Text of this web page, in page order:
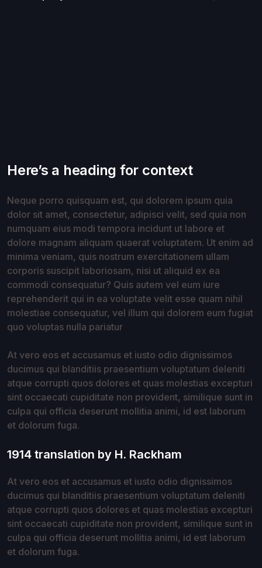
Here’s a heading for context
Neque porro quisquam est, qui dolorem ipsum quia
dolor sit amet, consectetur, adipisci velit, sed quia non
numquam eius modi tempora incidunt ut labore et
dolore magnam aliquam quaerat voluptatem. Ut enim ad
minima veniam, quis nostrum exercitationem ullam
corporis suscipit laboriosam, nisi ut aliquid ex ea
commodi consequatur? Quis autem vel eum iure
reprehenderit qui in ea voluptate velit esse quam nihil
molestiae consequatur, vel illum qui dolorem eum fugiat
quo voluptas nulla pariatur
At vero eos et accusamus et iusto odio dignissimos
ducimus qui blanditiis praesentium voluptatum deleniti
atque corrupti quos dolores et quas molestias excepturi
sint occaecati cupiditate non provident, similique sunt in
culpa qui officia deserunt mollitia animi, id est laborum
et dolorum fuga.
1914 translation by H. Rackham
At vero eos et accusamus et iusto odio dignissimos
ducimus qui blanditiis praesentium voluptatum deleniti
atque corrupti quos dolores et quas molestias excepturi
sint occaecati cupiditate non provident, similique sunt in
culpa qui officia deserunt mollitia animi, id est laborum
et dolorum fuga.